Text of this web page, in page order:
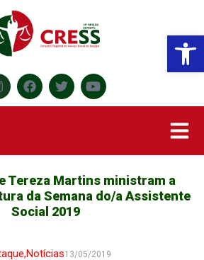
Tereza Martins ministram a
da Semana do/a Assistente
Social 2019
,Notícias13/05/2019